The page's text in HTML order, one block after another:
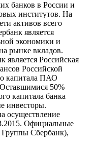
банков в России и
институтов. На
активов всего
является
экономики и
рынке вкладов.
Российская
Российской
капитала ПАО
50%
капитала банка
инвесторы.
осуществление
Официальные
Группы Сбербанк),